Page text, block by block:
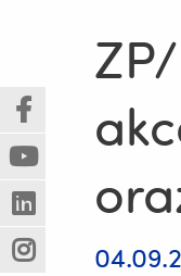
(Nowe
okno)
(Link
do
innej
strony)
(Nowe
okno)
(Link
do
innej
strony)
(Nowe
okno)
(Link
do
innej
(Nowe
(Link